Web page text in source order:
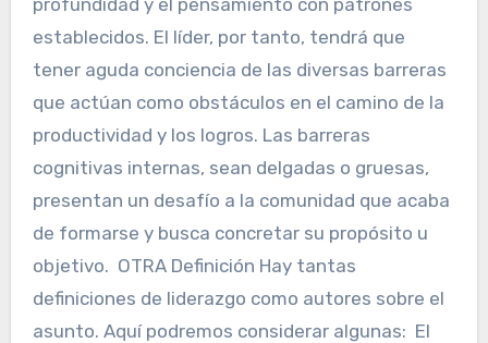
establecidos. El líder, por tanto, tendrá que
tener aguda conciencia de las diversas barreras
que actúan como obstáculos en el camino de la
productividad y los logros. Las barreras
cognitivas internas, sean delgadas o gruesas,
presentan un desafío a la comunidad que acaba
de formarse y busca concretar su propósito u
objetivo. OTRA Definición Hay tantas
definiciones de liderazgo como autores sobre el
asunto. Aquí podremos considerar algunas: El